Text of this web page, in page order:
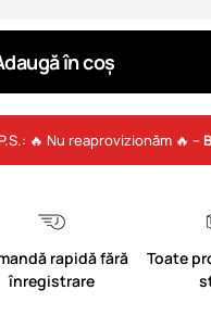
în coș
🔥 Nu reaprovizionăm 🔥 –
rapidă fără
înregistrare
Toate